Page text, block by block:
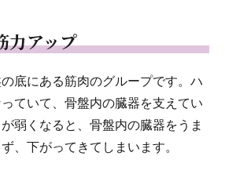
力アップ
底にある筋肉のグループです。ハ
ていて、骨盤内の臓器を支えてい
弱くなると、骨盤内の臓器をうま
、下がってきてしまいます。